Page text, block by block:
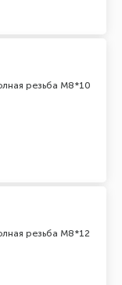
резьба М8*10
резьба М8*12